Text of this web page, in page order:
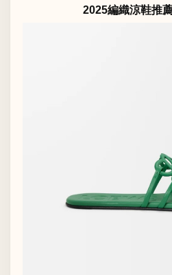
2025編織涼鞋推